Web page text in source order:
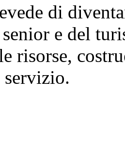
di
e del
risorse,